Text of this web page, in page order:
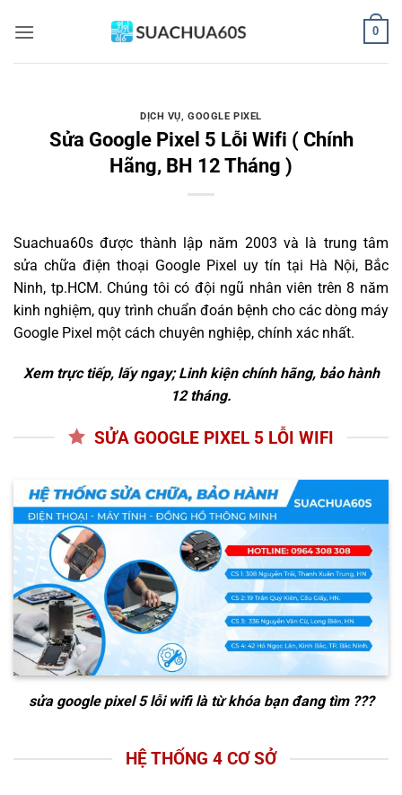
qua
0
DỊCH VỤ,GOOGLE PIXEL
Sửa Google Pixel 5 Lỗi Wifi ( Chính
Hãng, BH 12 Tháng )
Suachua60s được thành lập năm 2003 và là trung tâm
sửa chữa điện thoại Google Pixel uy tín tại Hà Nội, Bắc
Ninh, tp.HCM. Chúng tôi có đội ngũ nhân viên trên 8 năm
kinh nghiệm, quy trình chuẩn đoán bệnh cho các dòng máy
Google Pixel một cách chuyên nghiệp, chính xác nhất.
Xem trực tiếp, lấy ngay; Linh kiện chính hãng, bảo hành
12 tháng.
SỬA GOOGLE PIXEL 5 LỖI WIFI
sửa google pixel 5 lỗi wifilà từ khóa bạn đang tìm ???
HỆ THỐNG 4 CƠ SỞ